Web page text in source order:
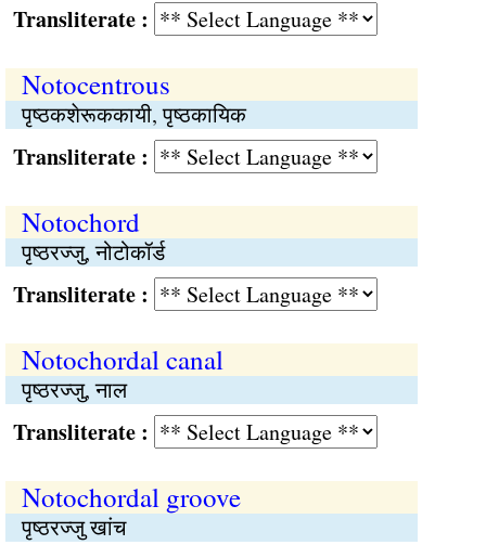
:
Notocentrous
पृष्ठकशेरूककायी, पृष्ठकायिक
:
Notochord
पृष्ठरज्जु, नोटोकॉर्ड
:
Notochordal canal
पृष्ठरज्जु, नाल
:
Notochordal groove
पृष्ठरज्जु खांच